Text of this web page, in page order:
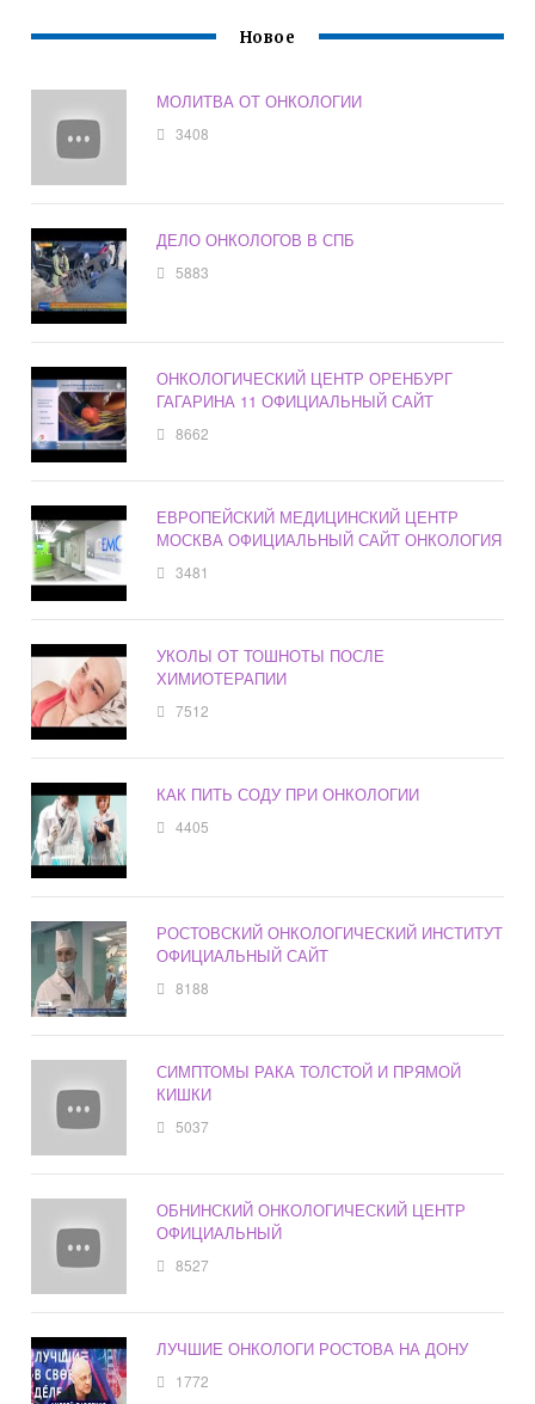
Новое
МОЛИТВА ОТ ОНКОЛОГИИ
3408
ДЕЛО ОНКОЛОГОВ В СПБ
5883
ОНКОЛОГИЧЕСКИЙ ЦЕНТР ОРЕНБУРГ
ГАГАРИНА 11 ОФИЦИАЛЬНЫЙ САЙТ
8662
ЕВРОПЕЙСКИЙ МЕДИЦИНСКИЙ ЦЕНТР
МОСКВА ОФИЦИАЛЬНЫЙ САЙТ ОНКОЛОГИЯ
3481
УКОЛЫ ОТ ТОШНОТЫ ПОСЛЕ
ХИМИОТЕРАПИИ
7512
КАК ПИТЬ СОДУ ПРИ ОНКОЛОГИИ
4405
РОСТОВСКИЙ ОНКОЛОГИЧЕСКИЙ ИНСТИТУТ
ОФИЦИАЛЬНЫЙ САЙТ
8188
СИМПТОМЫ РАКА ТОЛСТОЙ И ПРЯМОЙ
КИШКИ
5037
ОБНИНСКИЙ ОНКОЛОГИЧЕСКИЙ ЦЕНТР
ОФИЦИАЛЬНЫЙ
8527
ЛУЧШИЕ ОНКОЛОГИ РОСТОВА НА ДОНУ
1772